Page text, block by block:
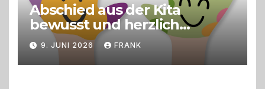
Abschied aus der Kita
bewusst und herzlich
gestalten
9. JUNI 2026 FRANK